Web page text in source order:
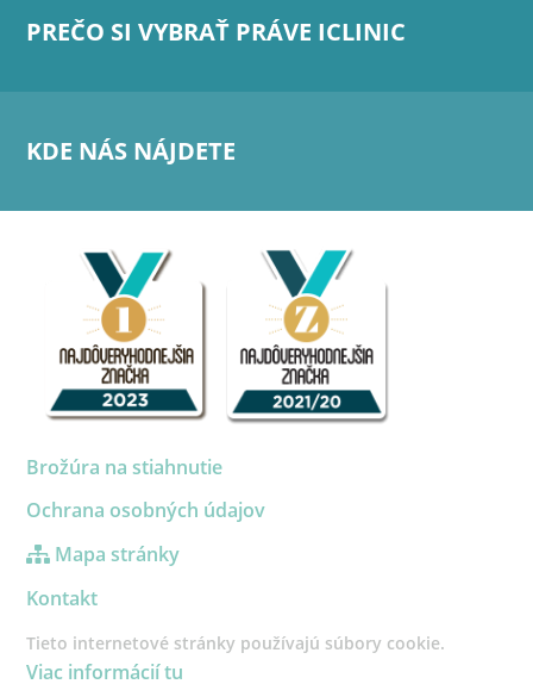
PREČO SI VYBRAŤ PRÁVE ICLINIC
KDE NÁS NÁJDETE
Brožúra na stiahnutie
Ochrana osobných údajov
Mapa stránky
Kontakt
Tieto internetové stránky používajú súbory cookie.
Viac informácií tu